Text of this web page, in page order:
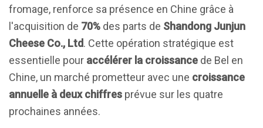
fromage, renforce sa présence en Chine grâce à
l'acquisition de 70% des parts de Shandong Junjun
Cheese Co., Ltd. Cette opération stratégique est
essentielle pour accélérer la croissance de Bel en
Chine, un marché prometteur avec une croissance
annuelle à deux chiffres prévue sur les quatre
prochaines années.